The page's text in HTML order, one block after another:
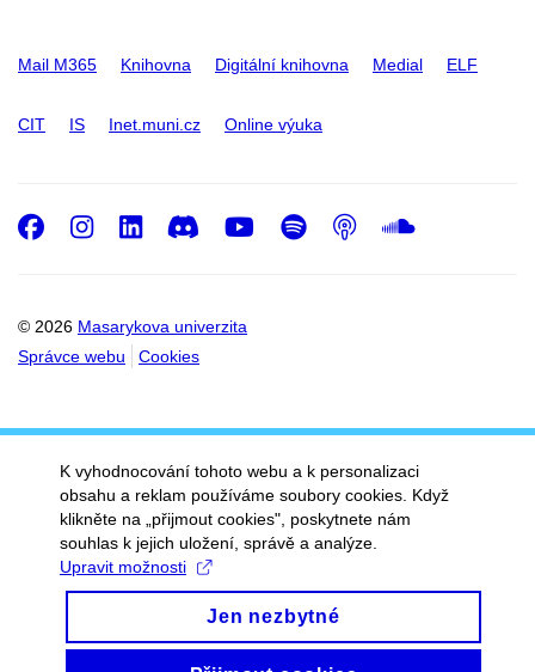
Mail M365 Knihovna Digitální knihovna Medial ELF
CIT IS Inet.muni.cz Online výuka
© 2026 Masarykova univerzita
Správce webu
Cookies
Facebook
Instagram
LinkedIn
DiscordYoutube
Spotify
Podcast
K vyhodnocování tohoto webu a k personalizaci
obsahu a reklam používáme soubory cookies. Když
klikněte na „přijmout cookies", poskytnete nám
souhlas k jejich uložení, správě a analýze.
Upravit možnosti
Jen nezbytné